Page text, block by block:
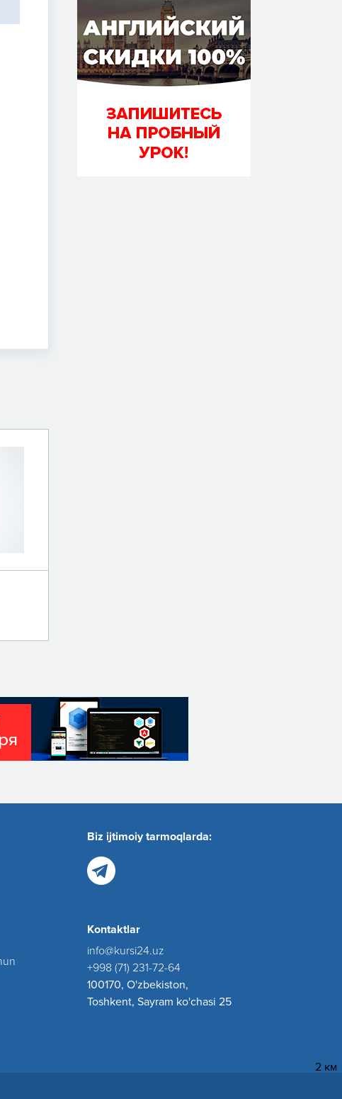
2 км
Biz ijtimoiy tarmoqlarda:
Kontaktlar
info@kursi24.uz
+998 (71) 231-72-64
100170, O'zbekiston,
Toshkent, Sayram ko'chasi 25